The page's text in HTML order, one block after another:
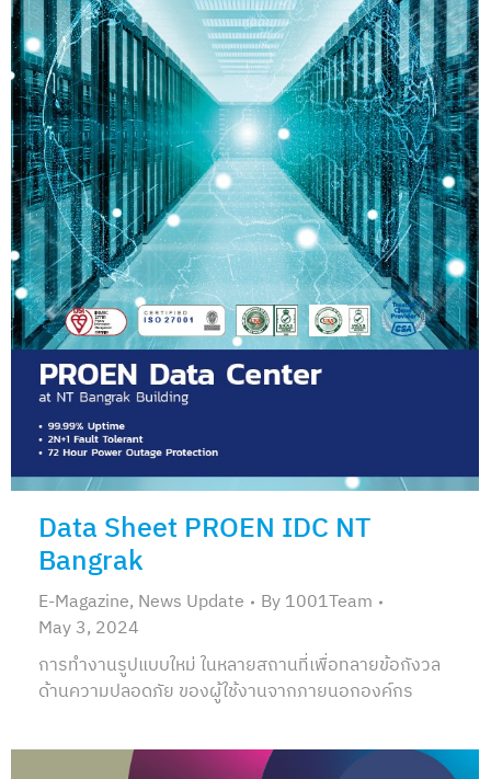
Data Sheet PROEN IDC NT
Bangrak
E-Magazine, News Update By1001Team
May 3, 2024
การทำงานรูปแบบใหม่ ในหลายสถานที่เพื่อทลายข้อกังวล
ด้านความปลอดภัย ของผู้ใช้งานจากภายนอกองค์กร